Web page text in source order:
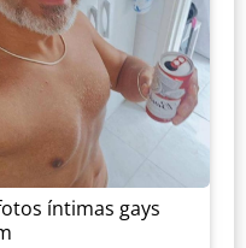
íntimas gays